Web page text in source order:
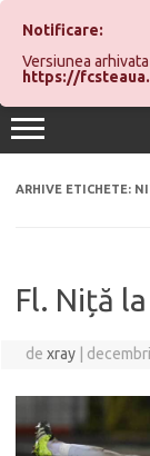
Sari
conținut
ARHIVE ETICHETE:
Fl. Niță
de xray
Notificare:
Versiunea
https://